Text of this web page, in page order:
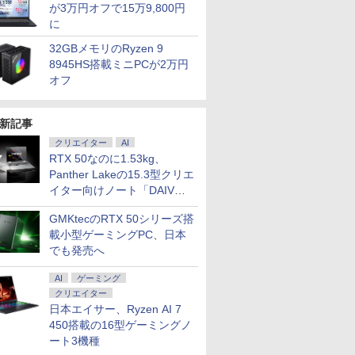
が3万円オフで15万9,800円
に
32GBメモリのRyzen 9
8945HS搭載ミニPCが2万円
オフ
記事
クリエイター AI
RTX 50なのに1.53kg、
Panther Lakeの15.3型クリエ
イター向けノート「DAIV
Z5」
GMKtecのRTX 50シリーズ搭
載小型ゲーミングPC、日本
でも発売へ
AI
ゲーミング
クリエイター
日本エイサー、Ryzen AI 7
450搭載の16型ゲーミングノ
ート3機種